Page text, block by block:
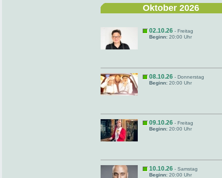
Oktober 2026
02.10.26 - Freitag
Beginn: 20:00 Uhr
08.10.26 - Donnerstag
Beginn: 20:00 Uhr
09.10.26 - Freitag
Beginn: 20:00 Uhr
10.10.26 - Samstag
Beginn: 20:00 Uhr